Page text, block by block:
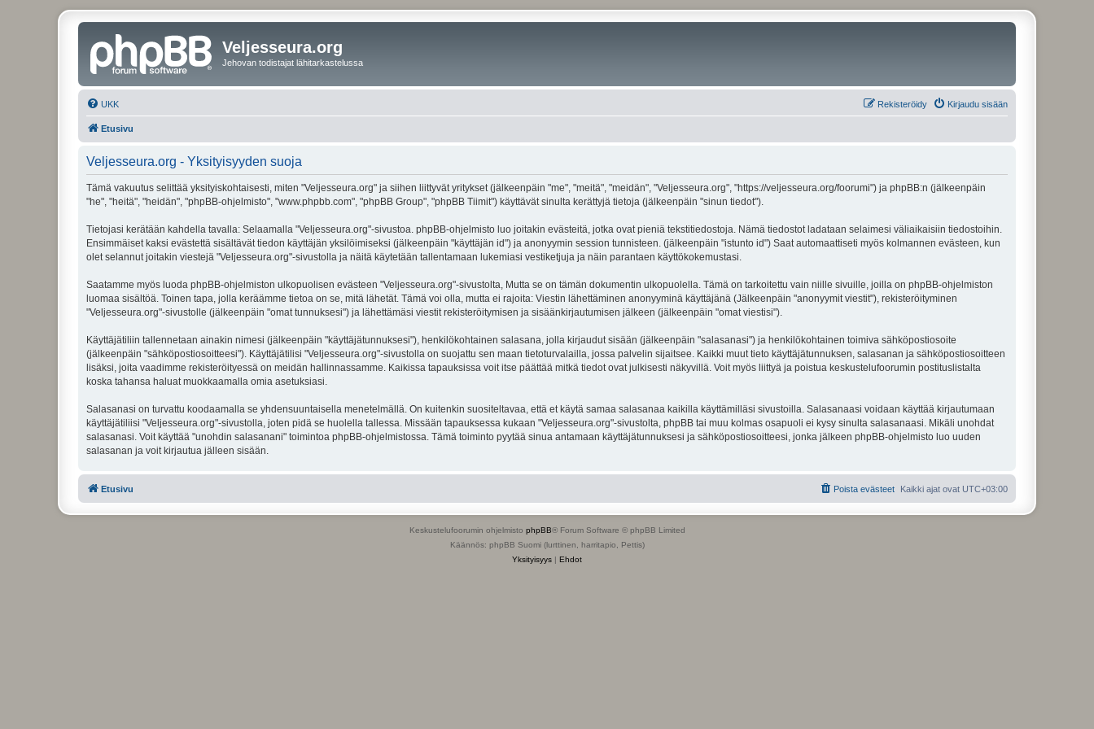
Veljesseura.org
Jehovan todistajat lähitarkastelussa
UKK Kirjaudu sisään
Rekisteröidy
Etusivu
Veljesseura.org - Yksityisyyden suoja
Tämä vakuutus selittää yksityiskohtaisesti, miten "Veljesseura.org" ja siihen liittyvät yritykset (jälkeenpäin "me", "meitä", "meidän", "Veljesseura.org", "https://veljesseura.org/foorumi") ja phpBB:n (jälkeenpäin
"he", "heitä", "heidän", "phpBB-ohjelmisto", "www.phpbb.com", "phpBB Group", "phpBB Tiimit") käyttävät sinulta kerättyjä tietoja (jälkeenpäin "sinun tiedot").
Tietojasi kerätään kahdella tavalla: Selaamalla "Veljesseura.org"-sivustoa. phpBB-ohjelmisto luo joitakin evästeitä, jotka ovat pieniä tekstitiedostoja. Nämä tiedostot ladataan selaimesi väliaikaisiin tiedostoihin.
Ensimmäiset kaksi evästettä sisältävät tiedon käyttäjän yksilöimiseksi (jälkeenpäin "käyttäjän id") ja anonyymin session tunnisteen. (jälkeenpäin "istunto id") Saat automaattiseti myös kolmannen evästeen, kun
olet selannut joitakin viestejä "Veljesseura.org"-sivustolla ja näitä käytetään tallentamaan lukemiasi vestiketjuja ja näin parantaen käyttökokemustasi.
Saatamme myös luoda phpBB-ohjelmiston ulkopuolisen evästeen "Veljesseura.org"-sivustolta, Mutta se on tämän dokumentin ulkopuolella. Tämä on tarkoitettu vain niille sivuille, joilla on phpBB-ohjelmiston
luomaa sisältöä. Toinen tapa, jolla keräämme tietoa on se, mitä lähetät. Tämä voi olla, mutta ei rajoita: Viestin lähettäminen anonyyminä käyttäjänä (Jälkeenpäin "anonyymit viestit"), rekisteröityminen
"Veljesseura.org"-sivustolle (jälkeenpäin "omat tunnuksesi") ja lähettämäsi viestit rekisteröitymisen ja sisäänkirjautumisen jälkeen (jälkeenpäin "omat viestisi").
Käyttäjätiliin tallennetaan ainakin nimesi (jälkeenpäin "käyttäjätunnuksesi"), henkilökohtainen salasana, jolla kirjaudut sisään (jälkeenpäin "salasanasi") ja henkilökohtainen toimiva sähköpostiosoite
(jälkeenpäin "sähköpostiosoitteesi"). Käyttäjätilisi "Veljesseura.org"-sivustolla on suojattu sen maan tietoturvalailla, jossa palvelin sijaitsee. Kaikki muut tieto käyttäjätunnuksen, salasanan ja sähköpostiosoitteen
lisäksi, joita vaadimme rekisteröityessä on meidän hallinnassamme. Kaikissa tapauksissa voit itse päättää mitkä tiedot ovat julkisesti näkyvillä. Voit myös liittyä ja poistua keskustelufoorumin postituslistalta
koska tahansa haluat muokkaamalla omia asetuksiasi.
Salasanasi on turvattu koodaamalla se yhdensuuntaisella menetelmällä. On kuitenkin suositeltavaa, että et käytä samaa salasanaa kaikilla käyttämilläsi sivustoilla. Salasanaasi voidaan käyttää kirjautumaan
käyttäjätiliisi "Veljesseura.org"-sivustolla, joten pidä se huolella tallessa. Missään tapauksessa kukaan "Veljesseura.org"-sivustolta, phpBB tai muu kolmas osapuoli ei kysy sinulta salasanaasi. Mikäli unohdat
salasanasi. Voit käyttää "unohdin salasanani" toimintoa phpBB-ohjelmistossa. Tämä toiminto pyytää sinua antamaan käyttäjätunnuksesi ja sähköpostiosoitteesi, jonka jälkeen phpBB-ohjelmisto luo uuden
salasanan ja voit kirjautua jälleen sisään.
Etusivu Kaikki ajat ovat UTC+03:00
Poista evästeet
Keskustelufoorumin ohjelmisto phpBB® Forum Software © phpBB Limited
Käännös: phpBB Suomi (lurttinen, harritapio, Pettis)
Yksityisyys | Ehdot